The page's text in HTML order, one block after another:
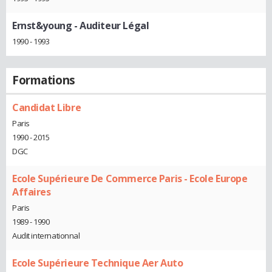
Ernst&young - Auditeur Légal
1990 - 1993
Formations
Candidat Libre
Paris
1990 - 2015
DGC
Ecole Supérieure De Commerce Paris - Ecole Europe
Affaires
Paris
1989 - 1990
Audit internationnal
Ecole Supérieure Technique Aer Auto